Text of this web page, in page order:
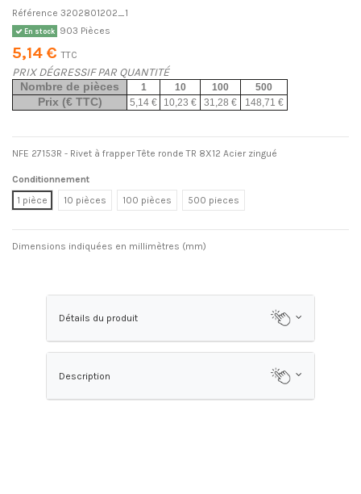
Référence 3202801202_1
En stock 903 Pièces
5,14 €TTC
PRIX DÉGRESSIF PAR QUANTITÉ
Nombre de pièces 1 10 100 500
Prix (€ TTC) 5,14 € 10,23 € 31,28 € 148,71 €
NFE 27153R - Rivet à frapper Tête ronde TR 8X12 Acier zingué
Conditionnement
1 pièce
10 pièces 100 pièces 500 pieces
Dimensions indiquées en millimètres (mm)
Détails du produit
Description